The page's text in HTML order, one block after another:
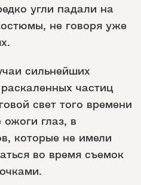
угли падали на
не говоря уже
сильнейших
частиц
свет того времени
глаз, в
которые не имели
во время съемок